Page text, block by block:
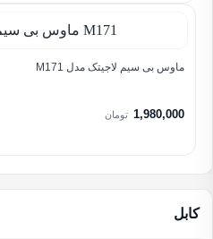
ماوس بی سیم لاجیتک مدل M171
1,980,000 تومان
کابل